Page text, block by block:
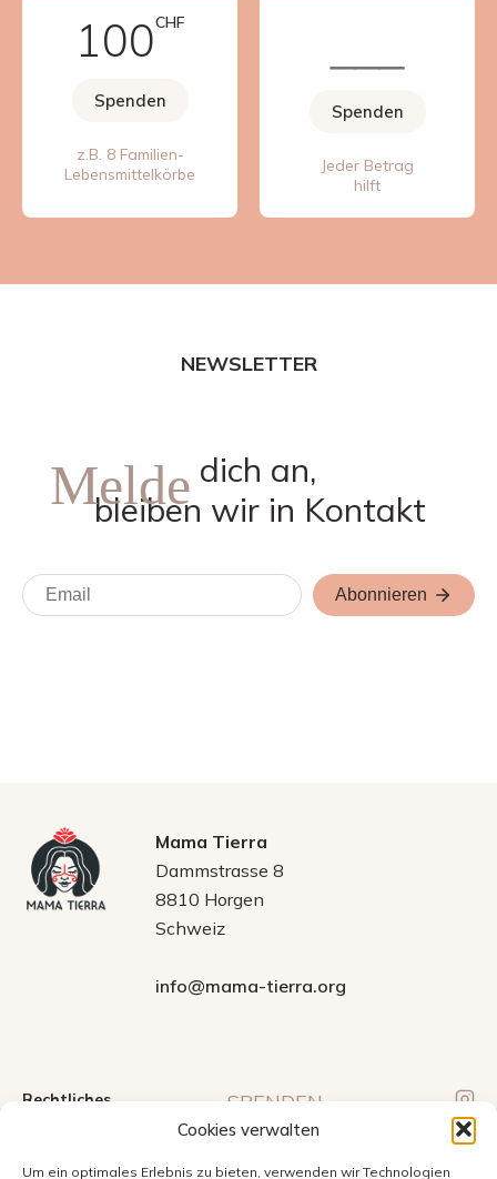
Cookies verwalten
Um ein optimales Erlebnis zu bieten, verwenden wir Technologien
100CHF
Spenden
z.B. 8 Familien-
Lebensmittelkörbe
Spenden
Jeder Betrag
hilft
NEWSLETTER
Melde dich an,
bleiben wir in Kontakt
Abonnieren
Mama Tierra
Dammstrasse 8
8810 Horgen
Schweiz
info@mama-tierra.org
Rechtliches
Statuten
SPENDEN
Verein Mama Tierra